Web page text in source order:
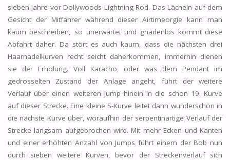
sieben Jahre vor Dollywoods Lightning Rod. Das Lächeln auf dem
Gesicht der Mitfahrer während dieser Airtimeorgie kann man
kaum beschreiben, so unerwartet und gnadenlos kommt diese
Abfahrt daher. Da stört es auch kaum, dass die nächsten drei
Haarnadelkurven recht seicht daherkommen, immerhin dienen
sie der Erholung. Voll Karacho, oder was dem Pendant im
gedrosselten Zustand der Anlage angeht, führt der weitere
Verlauf über einen weiteren Jump hinein in die schon 19. Kurve
auf dieser Strecke. Eine kleine S-Kurve leitet dann wunderschön in
die nächste Kurve über, woraufhin der serpentinartige Verlauf der
Strecke langsam aufgebrochen wird. Mit mehr Ecken und Kanten
und einer erhöhten Anzahl von Jumps führt einem der Bob nun
durch sieben weitere Kurven, bevor der Streckenverlauf sich